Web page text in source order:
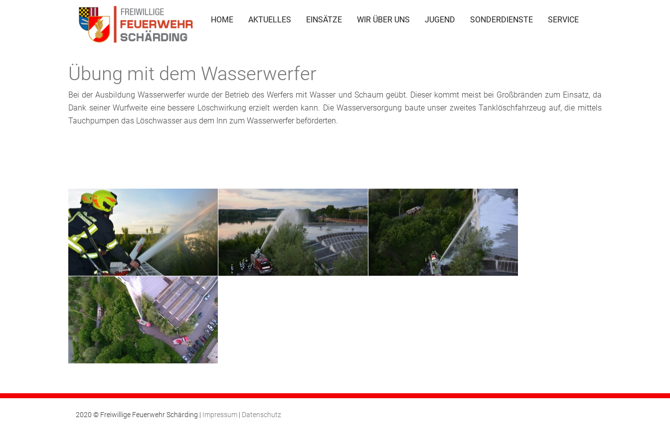
HOME AKTUELLES EINSÄTZE WIR ÜBER UNS JUGEND SONDERDIENSTE SERVICE
Übung mit dem Wasserwerfer
Bei der Ausbildung Wasserwerfer wurde der Betrieb des Werfers mit Wasser und Schaum geübt. Dieser kommt meist bei Großbränden zum Einsatz, da
Dank seiner Wurfweite eine bessere Löschwirkung erzielt werden kann. Die Wasserversorgung baute unser zweites Tanklöschfahrzeug auf, die mittels
Tauchpumpen das Löschwasser aus dem Inn zum Wasserwerfer beförderten.
2020 © Freiwillige Feuerwehr Schärding | Impressum | Datenschutz